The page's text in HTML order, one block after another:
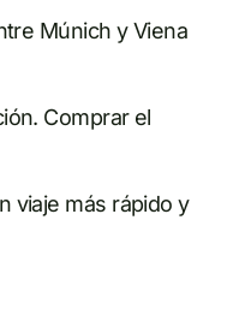
Múnich y Viena
Comprar el
viaje más rápido y